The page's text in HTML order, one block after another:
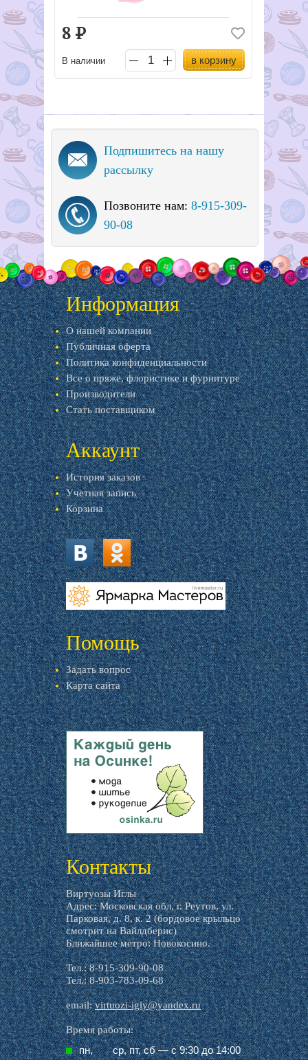
8 Р
В наличии в корзину
Подпишитесь на нашу
рассылку
Позвоните нам: 8-915-309-
90-08
Информация
О нашей компании
Публичная оферта
Политика конфиденциальности
Все о пряже, флористике и фурнитуре
Производители
Стать поставщиком
Аккаунт
История заказов
Учетная запись
Корзина
vk.com ok.ru
livemaster.ru
Помощь
Задать вопрос
Карта сайта
livemaster.ru
Контакты
Виртуозы Иглы
Адрес: Московская обл, г. Реутов, ул.
Парковая, д. 8, к. 2 (бордовое крыльцо
смотрит на Вайлдберис)
Ближайшее метро: Новокосино.
Тел.: 8-915-309-90-08
Тел.: 8-903-783-09-68
email:virtuozi-igly@yandex.ru
Время работы:
пн,
ср, пт, cб — с 9:30 до 14:00